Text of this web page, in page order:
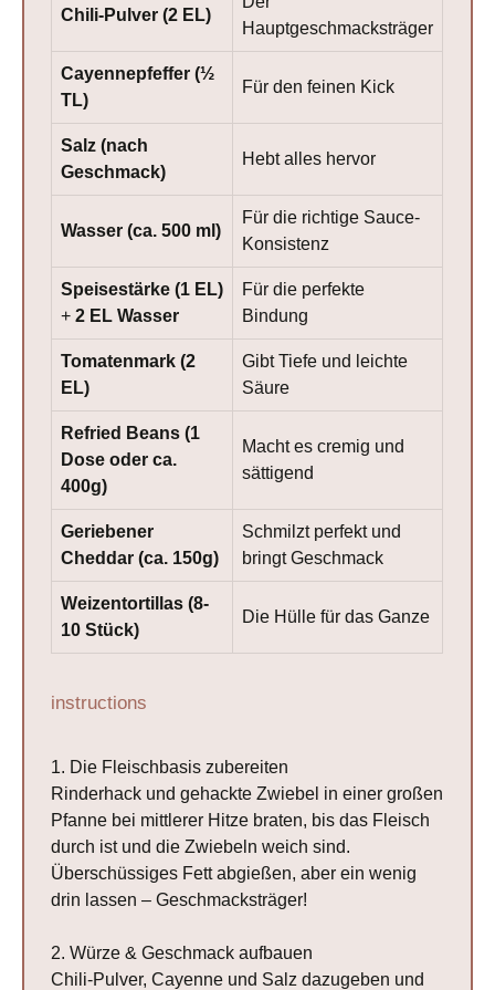
Chili-Pulver (2 EL)
Hauptgeschmacksträger
Cayennepfeffer (½
TL)
Für den feinen Kick
Salz (nach
Geschmack)
Hebt alles hervor
Wasser (ca. 500 ml)
Für die richtige Sauce-
Konsistenz
Speisestärke (1 EL)
+2 EL Wasser
Für die perfekte
Bindung
Tomatenmark (2
EL)
Gibt Tiefe und leichte
Säure
Refried Beans (1
Dose oder ca.
400g)
Macht es cremig und
sättigend
Geriebener
Cheddar (ca. 150g)
Schmilzt perfekt und
bringt Geschmack
Weizentortillas (8-
10 Stück)
Die Hülle für das Ganze
instructions
1. Die Fleischbasis zubereiten
Rinderhack und gehackte Zwiebel in einer großen
Pfanne bei mittlerer Hitze braten, bis das Fleisch
durch ist und die Zwiebeln weich sind.
Überschüssiges Fett abgießen, aber ein wenig
drin lassen – Geschmacksträger!
2. Würze & Geschmack aufbauen
Chili-Pulver, Cayenne und Salz dazugeben und